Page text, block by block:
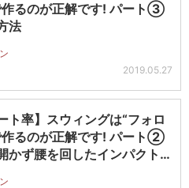
作るのが正解です! パート③
法
2019.05.27
ト率】スウィングは“フォロ
作るのが正解です! パート②
かず腰を回したインパクトの